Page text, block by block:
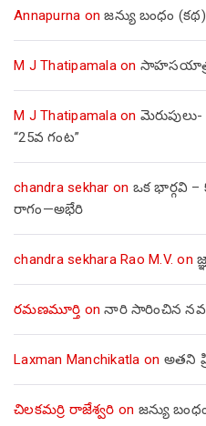
Annapurna onజన్యు బంధం (కథ)
M J Thatipamalaon
M J Thatipamalaon
“25వ గంట”
chandra sekhar on ఒక భార్గవి
రాగం—అభేరి
chandra sekhara Rao M.V. on
రమణమూర్తి onనారి సారించిన
Laxman Manchikatla on అతని
చిలకమర్రి రాజేశ్వరి on జన్యు